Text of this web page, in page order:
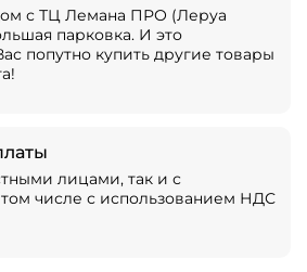
с ТЦ Лемана ПРО (Леруа
парковка. И это
попутно купить другие товары
лицами, так и с
числе с использованием НДС